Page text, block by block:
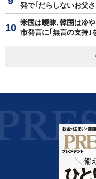
発で｢だらしないお父
米国は曖昧､韓国は冷
市発言に｢無言の支持｣